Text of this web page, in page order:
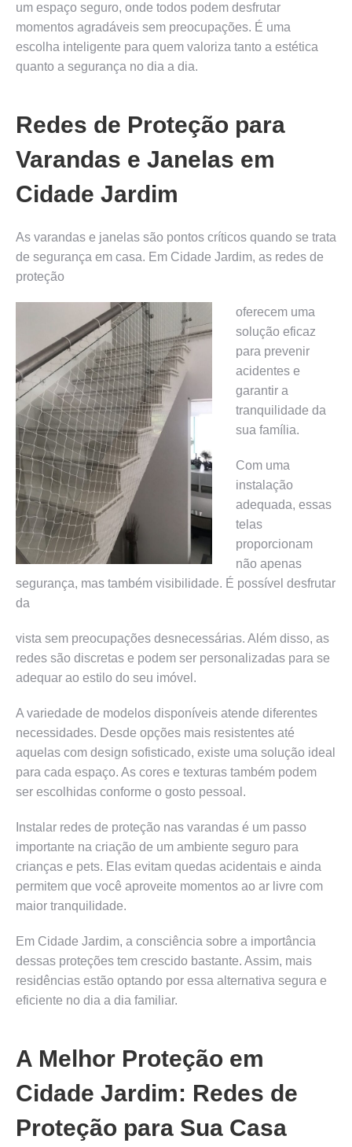
um espaço seguro, onde todos podem desfrutar
momentos agradáveis sem preocupações. É uma
escolha inteligente para quem valoriza tanto a estética
quanto a segurança no dia a dia.
Redes de Proteção para
Varandas e Janelas em
Cidade Jardim
As varandas e janelas são pontos críticos quando se trata
de segurança em casa. Em Cidade Jardim, as redes de
proteção
oferecem uma
solução eficaz
para prevenir
acidentes e
garantir a
tranquilidade da
sua família.
Com uma
instalação
adequada, essas
telas
proporcionam
não apenas
segurança, mas também visibilidade. É possível desfrutar
da
vista sem preocupações desnecessárias. Além disso, as
redes são discretas e podem ser personalizadas para se
adequar ao estilo do seu imóvel.
A variedade de modelos disponíveis atende diferentes
necessidades. Desde opções mais resistentes até
aquelas com design sofisticado, existe uma solução ideal
para cada espaço. As cores e texturas também podem
ser escolhidas conforme o gosto pessoal.
Instalar redes de proteção nas varandas é um passo
importante na criação de um ambiente seguro para
crianças e pets. Elas evitam quedas acidentais e ainda
permitem que você aproveite momentos ao ar livre com
maior tranquilidade.
Em Cidade Jardim, a consciência sobre a importância
dessas proteções tem crescido bastante. Assim, mais
residências estão optando por essa alternativa segura e
eficiente no dia a dia familiar.
A Melhor Proteção em
Cidade Jardim: Redes de
Proteção para Sua Casa